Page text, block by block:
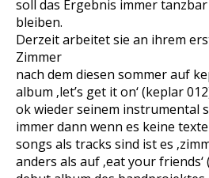
soll das Ergebnis immer
bleiben.
Derzeit arbeitet sie an ihrem
Zimmer
nach dem diesen sommer auf
album ‚let’s get it on‘ (keplar
ok wieder seinem instrumental
immer dann wenn es keine
songs als tracks sind ist es
anders als auf ‚eat your friends‘